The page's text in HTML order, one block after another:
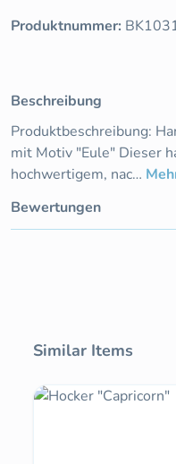
Produktnummer:
Beschreibung
Produktbeschreibung:
mit Motiv "Eule" Dieser
hochwertigem, nac…
Bewertungen
Produktgalerie
Similar Items